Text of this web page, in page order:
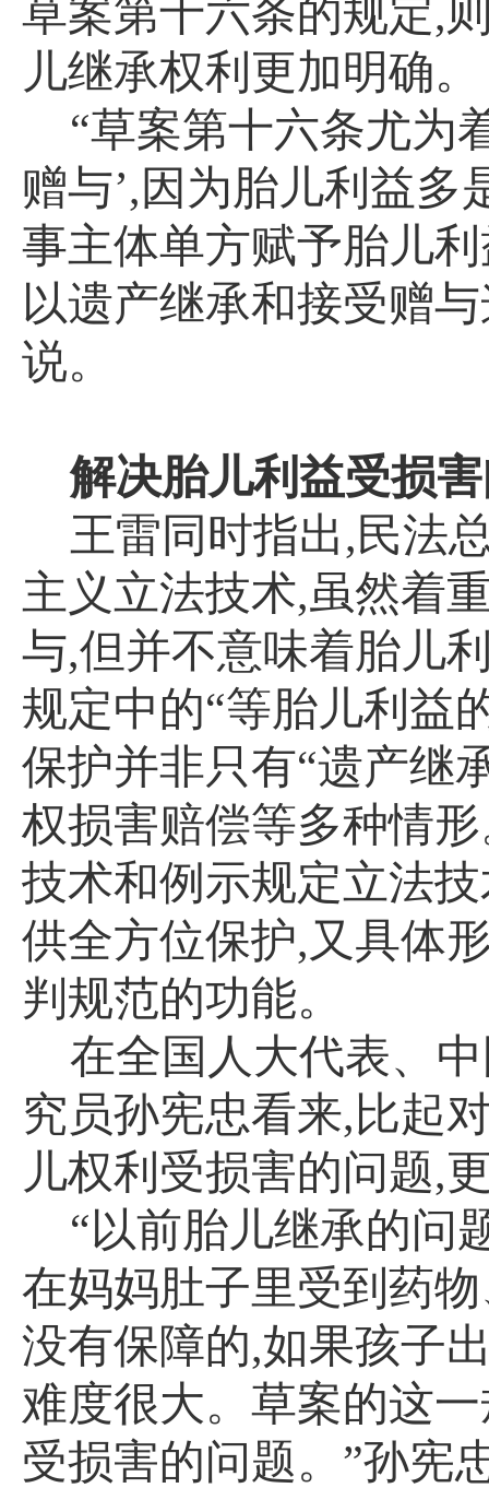
草案第十六条的规定,
儿继承权利更加明确。
“草案第十六条尤为
赠与’,因为胎儿利益多
事主体单方赋予胎儿
以遗产继承和接受赠
说。
解决胎儿利益受损
王雷同时指出,民法
主义立法技术,虽然着
与,但并不意味着胎儿
规定中的“等胎儿利益
保护并非只有“遗产继
权损害赔偿等多种情
技术和例示规定立法
供全方位保护,又具体
判规范的功能。
在全国人大代表、
究员孙宪忠看来, 比起
儿权利受损害的问题,
“以前胎儿继承的问
在妈妈肚子里受到药
没有保障的,如果孩子
难度很大。草案的这
受损害的问题。”孙宪